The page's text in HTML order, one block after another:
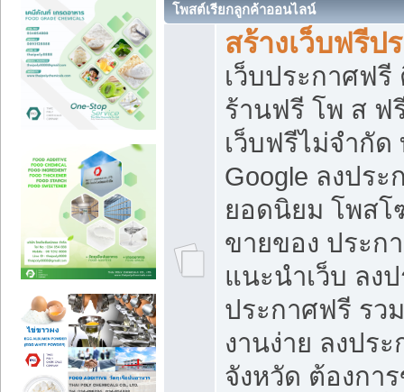
โพสต์เรียกลูกค้าออนไลน์
สร้างเว็บฟรีป
เว็บประกาศฟ
ร้านฟรี โพ ส ฟ
เว็บฟรีไม่จำกัด
Google ลงประ
ยอดนิยม โพส
ขายของ ประก
แนะนำเว็บ ลง
ประกาศฟรี รว
งานง่าย ลงปร
จังหวัด ต้องกา